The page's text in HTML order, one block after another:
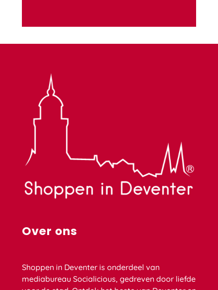
Over ons
Shoppen in Deventer is onderdeel van
mediabureau Socialicious, gedreven door liefde